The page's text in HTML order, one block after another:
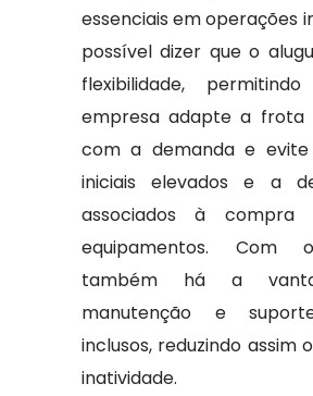
essenciais em operações
possível dizer que o
flexibilidade,
empresa adapte a frota
com a demanda e
iniciais elevados e a
associados à compra
equipamentos. Com
também há a
manutenção e
inclusos, reduzindo assim
inatividade.